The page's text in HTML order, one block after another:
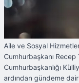
Aile ve Sosyal
Cumhurbaşkanı
Cumhurbaşkanlığı
ardından gündeme